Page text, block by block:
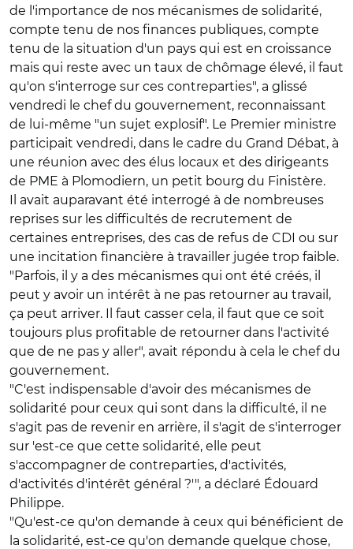
de l'importance de nos mécanismes de solidarité,
compte tenu de nos finances publiques, compte
tenu de la situation d'un pays qui est en croissance
mais qui reste avec un taux de chômage élevé, il faut
qu'on s'interroge sur ces contreparties", a glissé
vendredi le chef du gouvernement, reconnaissant
de lui-même "un sujet explosif". Le Premier ministre
participait vendredi, dans le cadre du Grand Débat, à
une réunion avec des élus locaux et des dirigeants
de PME à Plomodiern, un petit bourg du Finistère.
Il avait auparavant été interrogé à de nombreuses
reprises sur les difficultés de recrutement de
certaines entreprises, des cas de refus de CDI ou sur
une incitation financière à travailler jugée trop faible.
"Parfois, il y a des mécanismes qui ont été créés, il
peut y avoir un intérêt à ne pas retourner au travail,
ça peut arriver. Il faut casser cela, il faut que ce soit
toujours plus profitable de retourner dans l'activité
que de ne pas y aller", avait répondu à cela le chef du
gouvernement.
"C'est indispensable d'avoir des mécanismes de
solidarité pour ceux qui sont dans la difficulté, il ne
s'agit pas de revenir en arrière, il s'agit de s'interroger
sur 'est-ce que cette solidarité, elle peut
s'accompagner de contreparties, d'activités,
d'activités d'intérêt général ?'", a déclaré Édouard
Philippe.
"Qu'est-ce qu'on demande à ceux qui bénéficient de
la solidarité, est-ce qu'on demande quelque chose,